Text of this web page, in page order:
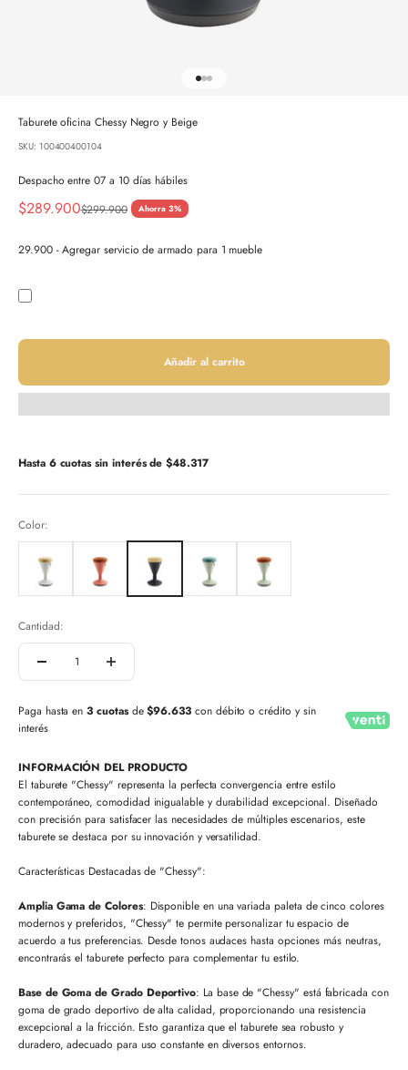
Ir al artículo 1
Ir al artículo 2
Ir al artículo 3
Taburete oficina Chessy Negro y Beige
SKU: 100400400104
Despacho entre 07 a 10 días hábiles
Precio de oferta
$289.900Precio normal
$299.900 Ahorra 3%
29.900 - Agregar servicio de armado para 1 mueble
Añadir al carrito
Hasta 6 cuotas sin interés de$48.317
Color:
Cantidad:
Paga hasta en3 cuotasde$96.633 con débito o crédito y sin
interés
INFORMACIÓN DEL PRODUCTO
El taburete "Chessy" representa la perfecta convergencia entre estilo
contemporáneo, comodidad inigualable y durabilidad excepcional. Diseñado
con precisión para satisfacer las necesidades de múltiples escenarios, este
taburete se destaca por su innovación y versatilidad.
Características Destacadas de "Chessy":
Amplia Gama de Colores: Disponible en una variada paleta de cinco colores
modernos y preferidos, "Chessy" te permite personalizar tu espacio de
acuerdo a tus preferencias. Desde tonos audaces hasta opciones más neutras,
encontrarás el taburete perfecto para complementar tu estilo.
Base de Goma de Grado Deportivo: La base de "Chessy" está fabricada con
goma de grado deportivo de alta calidad, proporcionando una resistencia
excepcional a la fricción. Esto garantiza que el taburete sea robusto y
duradero, adecuado para uso constante en diversos entornos.